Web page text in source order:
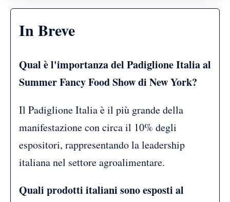
In Breve
Qual è l'importanza del Padiglione Italia al
Summer Fancy Food Show di New York?
Il Padiglione Italia è il più grande della
manifestazione con circa il 10% degli
espositori, rappresentando la leadership
italiana nel settore agroalimentare.
Quali prodotti italiani sono esposti al